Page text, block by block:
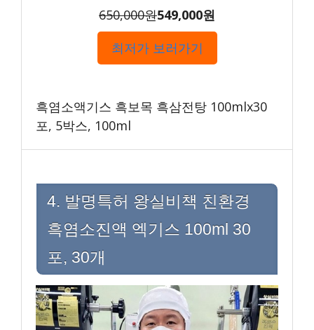
650,000원549,000원
최저가 보러가기
흑염소액기스 흑보목 흑삼전탕 100mlx30
포, 5박스, 100ml
4. 발명특허 왕실비책 친환경
흑염소진액 엑기스 100ml 30
포, 30개